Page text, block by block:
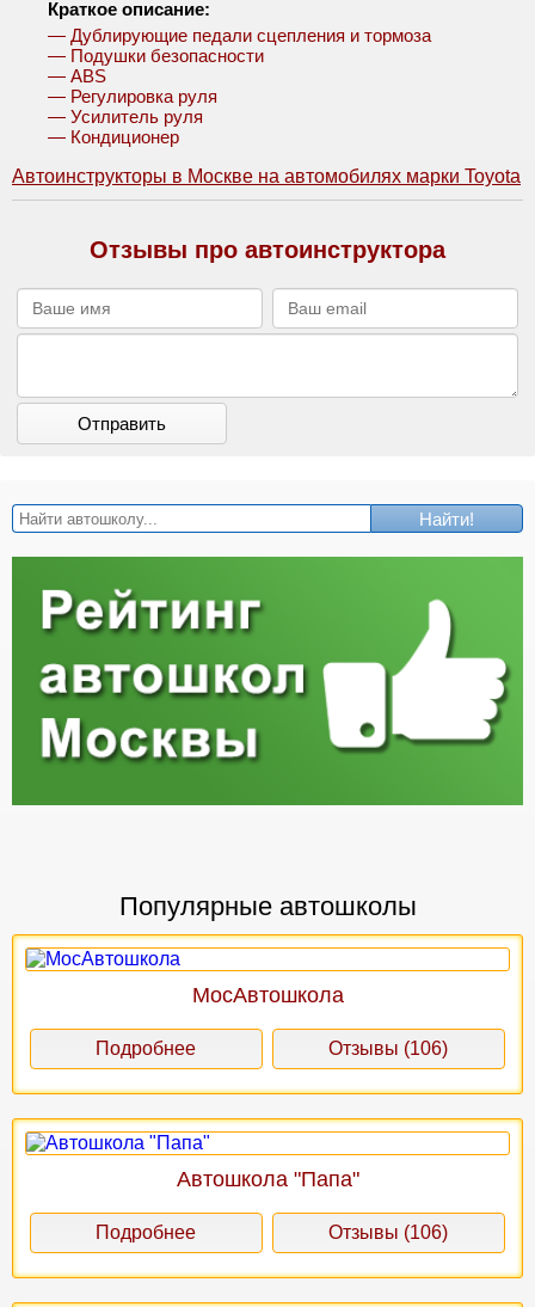
Краткое описание:
— Дублирующие педали сцепления и тормоза
— Подушки безопасности
— ABS
— Регулировка руля
— Усилитель руля
— Кондиционер
Автоинструкторы в Москве на автомобилях марки Toyota
Отзывы про автоинструктора
Отправить
Найти!
Популярные автошколы
МосАвтошкола
Подробнее Отзывы (106)
Автошкола "Папа"
Подробнее Отзывы (106)